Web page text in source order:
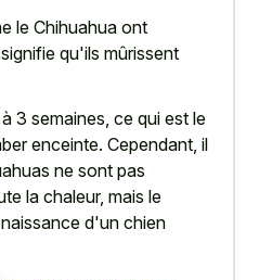
le Chihuahua ont
qu'ils mûrissent
3 semaines, ce qui est le
enceinte. Cependant, il
ne sont pas
la chaleur, mais le
d'un chien